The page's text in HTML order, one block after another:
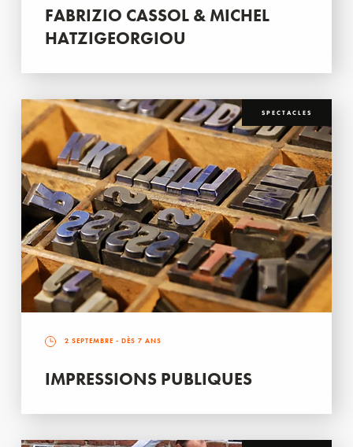
FABRIZIO CASSOL & MICHEL
HATZIGEORGIOU
SPECTACLES
2 SEPTEMBRE - DÈS 7 ANS
IMPRESSIONS PUBLIQUES